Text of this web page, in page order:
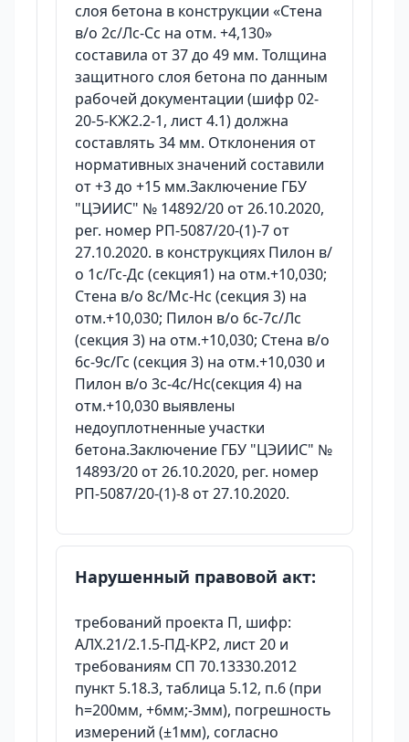
слоя бетона в конструкции «Стена
в/о 2с/Лс-Сс на отм. +4,130»
составила от 37 до 49 мм. Толщина
защитного слоя бетона по данным
рабочей документации (шифр 02-
20-5-КЖ2.2-1, лист 4.1) должна
составлять 34 мм. Отклонения от
нормативных значений составили
от +3 до +15 мм.Заключение ГБУ
"ЦЭИИС" № 14892/20 от 26.10.2020,
рег. номер РП-5087/20-(1)-7 от
27.10.2020. в конструкциях Пилон в/
о 1с/Гс-Дс (секция1) на отм.+10,030;
Стена в/о 8с/Мс-Нс (секция 3) на
отм.+10,030; Пилон в/о 6с-7с/Лс
(секция 3) на отм.+10,030; Стена в/о
6с-9с/Гс (секция 3) на отм.+10,030 и
Пилон в/о 3с-4с/Нс(секция 4) на
отм.+10,030 выявлены
недоуплотненные участки
бетона.Заключение ГБУ "ЦЭИИС" №
14893/20 от 26.10.2020, рег. номер
РП-5087/20-(1)-8 от 27.10.2020.
Нарушенный правовой акт:
требований проекта П, шифр:
АЛХ.21/2.1.5-ПД-КР2, лист 20 и
требованиям СП 70.13330.2012
пункт 5.18.3, таблица 5.12, п.6 (при
h=200мм, +6мм;-3мм), погрешность
измерений (±1мм), согласно